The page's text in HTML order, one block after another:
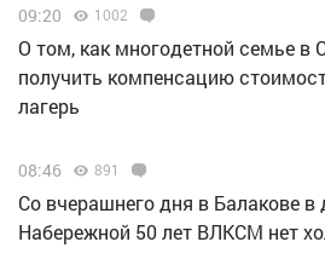
09:20 1002
О том, как многодетной семье в
получить компенсацию
лагерь
08:46 891
Со вчерашнего дня в Балакове в
Набережной 50 лет ВЛКСМ нет